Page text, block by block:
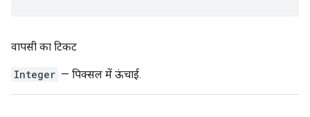
वापसी का टिकट
Integer — पिक्सल में ऊंचाई.